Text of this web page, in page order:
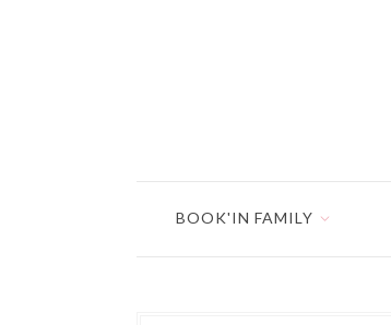
BOOK'IN FAMILY